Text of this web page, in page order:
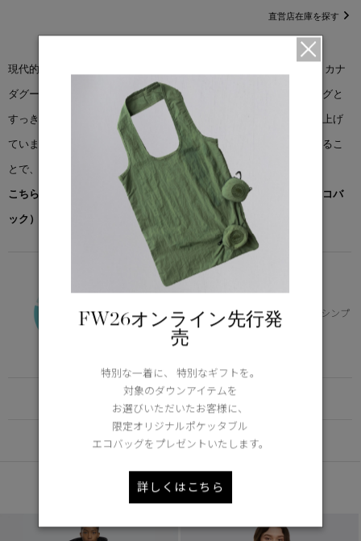
直営店在庫を探す
現代的なシルエットで新しく生まれ変わったチェルシー パーカは、カナ
ダグースで親しまれているスタイルの１つです。繊細なキルティングと
すっきりとしたヒップレングスのカットでミニマルなデザインに仕上げ
ています。取り外し可能なフードトリムでカバーする範囲を拡大するこ
とで、パーカをカスタイマイズすることが可能です。
こちらの商品には先着でノベルティー（オリジナルポケッタブルエコバ
ック）をプレゼント。※なくなり次第終了となります。
FUNDAMENTAL
-10°C / -20°C
寒冷地のデイリー使いに適した保温性とシンプ
ルなデザイン
FUNCTION
DETAIL
あなたへのおすすめ
FW26オンライン先行発
売
特別な一着に、 特別なギフトを。
対象のダウンアイテムを
お選びいただいたお客様に、
限定オリジナルポケッタブル
エコバッグをプレゼントいたします。
詳しくはこちら